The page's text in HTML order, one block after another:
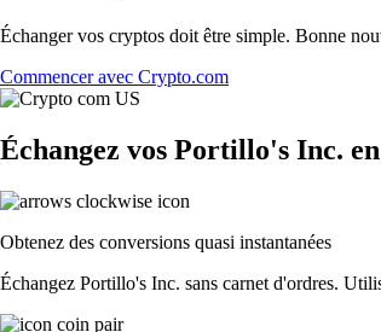
Échanger vos cryptos doit être simple. Bonne
Commencer avec Crypto.com
Échangez vos Portillo's Inc.
Obtenez des conversions quasi instantanées
Échangez Portillo's Inc. sans carnet d'ordres.